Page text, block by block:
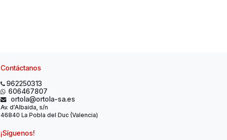
Contáctanos
962250313
606467807
ortola@ortola-sa.es
Av. d'Albaida, s/n
46840 La Pobla del Duc (Valencia)
¡Síguenos!